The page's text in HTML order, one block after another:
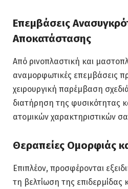
Επεμβάσεις
Αποκατάστασης
Από ρινοπλαστική και
αναμορφωτικές επεμβάσεις
χειρουργική παρέμβαση
διατήρηση της φυσικότητας
ατομικών χαρακτηριστικών
Θεραπείες Ομορφιάς
Επιπλέον, προσφέρονται
τη βελτίωση της